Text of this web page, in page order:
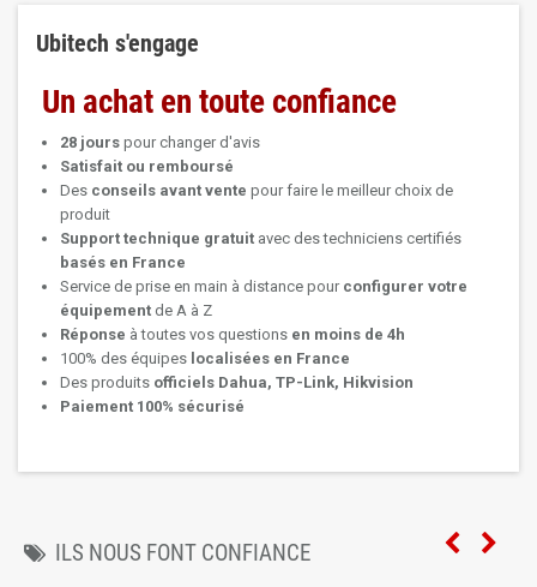
Ubitech s'engage
Un achat en toute confiance
28 jours pour changer d'avis
Satisfait ou remboursé
Des conseils avant vente pour faire le meilleur choix de
produit
Support technique gratuit avec des techniciens certifiés
basés en France
Service de prise en main à distance pour configurer votre
équipement de A à Z
Réponse à toutes vos questions en moins de 4h
100% des équipes localisées en France
Des produits officiels Dahua, TP-Link, Hikvision
Paiement 100% sécurisé
ILS NOUS FONT CONFIANCE